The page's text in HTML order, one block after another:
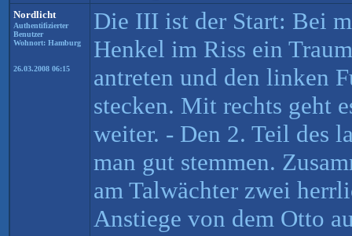
Nordlicht
Authentifizierter
Benutzer
Wohnort: Hamburg
26.03.2008 06:15
Die III ist der Start: Bei
Henkel im Riss ein
antreten und den linken
stecken. Mit rechts geht
weiter. - Den 2. Teil des
man gut stemmen.
am Talwächter zwei
Anstiege von dem Otto